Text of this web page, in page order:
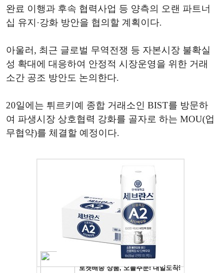
완료 이행과 후속 협력사업 등 양측의 오랜 파트너
십 유지·강화 방안을 협의할 계획이다.
아울러, 최근 글로벌 무역전쟁 등 자본시장 불확실
성 확대에 대응하여 안정적 시장운영을 위한 거래
소간 공조 방안도 논의한다.
20일에는 튀르키예 종합 거래소인 BIST를 방문하
여 파생시장 상호협력 강화를 골자로 하는 MOU(업
무협약)를 체결할 예정이다.